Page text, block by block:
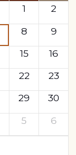
1
2
8
9
15
16
22
23
29
30
5 6